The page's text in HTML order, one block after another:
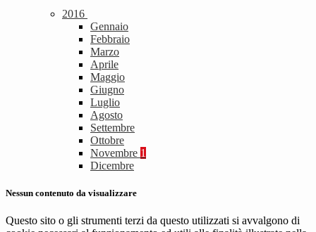
2016
Gennaio
Febbraio
Marzo
Aprile
Maggio
Giugno
Luglio
Agosto
Settembre
Ottobre
Novembre 1
Dicembre
Nessun contenuto da visualizzare
Questo sito o gli strumenti terzi da questo utilizzati si avvalgono di